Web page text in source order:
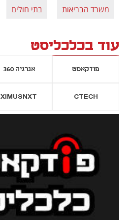
משרד הבריאות בתי חולים
עוד בכלכליסט
פודקאסט אנרגיה 360
CTECH
XIMUSNXT
חדשה